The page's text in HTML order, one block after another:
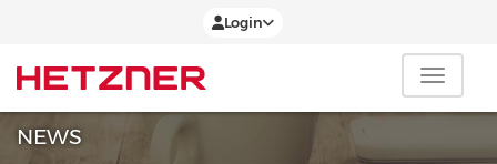
Login
NEWS